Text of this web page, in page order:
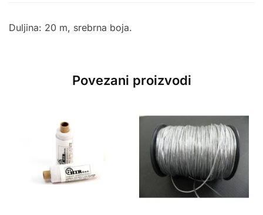
Duljina: 20 m, srebrna boja.
Povezani proizvodi